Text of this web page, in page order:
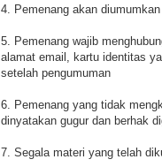
4. Pemenang akan
5. Pemenang wajib
alamat email, kartu identitas
setelah pengumuman
6. Pemenang yang tidak
dinyatakan gugur dan berhak
7. Segala materi yang telah